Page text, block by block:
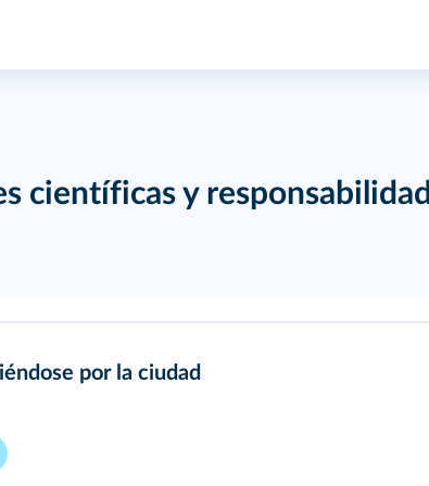
científicas y responsabilidad
por la ciudad